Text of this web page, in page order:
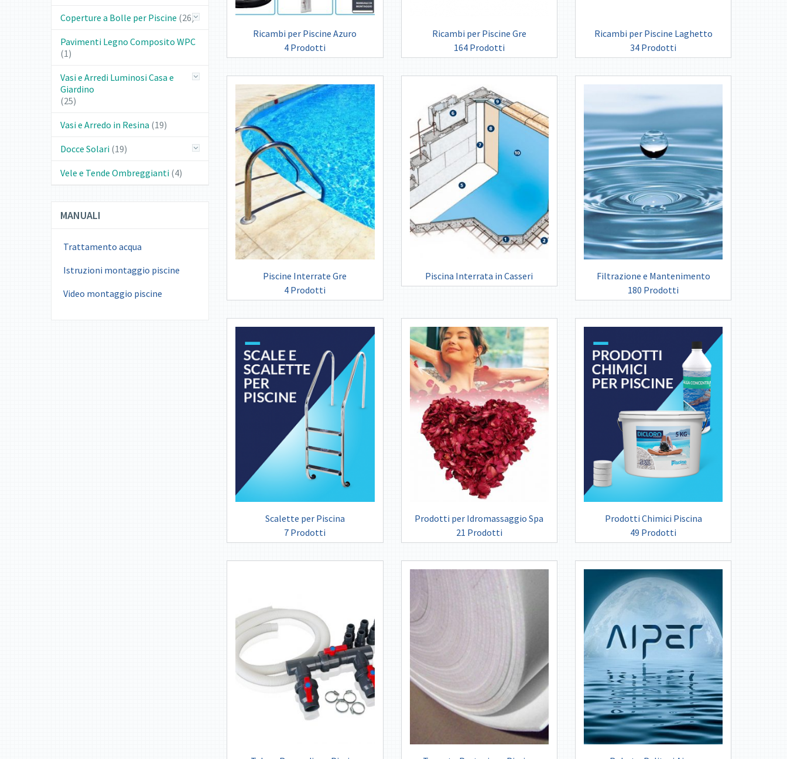
Ricambi per Piscine Azuro
4 Prodotti
Ricambi per Piscine Gre
164 Prodotti
Ricambi per Piscine Laghetto
34 Prodotti
Piscine Interrate Gre
4 Prodotti
Piscina Interrata in Casseri
Filtrazione e Mantenimento
180 Prodotti
Scalette per Piscina
7 Prodotti
Prodotti per Idromassaggio Spa
21 Prodotti
Prodotti Chimici Piscina
49 Prodotti
Coperture a Bolle per Piscine (26)
Pavimenti Legno Composito WPC
(1)
Vasi e Arredi Luminosi Casa e
Giardino
(25)
Vasi e Arredo in Resina (19)
Docce Solari (19)
Vele e Tende Ombreggianti (4)
MANUALI
Trattamento acqua
Istruzioni montaggio piscine
Video montaggio piscine